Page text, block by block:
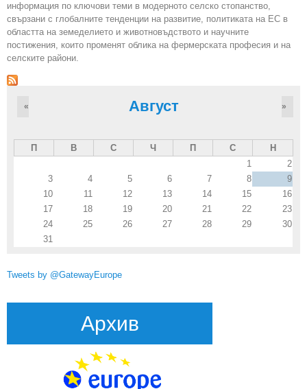
информация по ключови теми в модерното селско стопанство,
свързани с глобалните тенденции на развитие, политиката на ЕС в
областта на земеделието и животновъдството и научните
постижения, които променят облика на фермерската професия и на
селските райони.
Август
« »
П В С Ч П С
Н
1
2
3
4 5 6 7 8
9
10
11 12 13 14 15
16
17
18 19 20 21 22
23
24
25 26 27 28 29
30
31
Tweets by @GatewayEurope
Архив